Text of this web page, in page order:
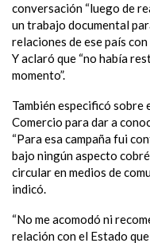
conversación “luego de
un trabajo documental
relaciones de ese país
Y aclaró que “no había
momento”.
También especificó
Comercio para dar a
“Para esa campaña fui
bajo ningún aspecto
circular en medios de
indicó.
“No me acomodó ni
relación con el Estado